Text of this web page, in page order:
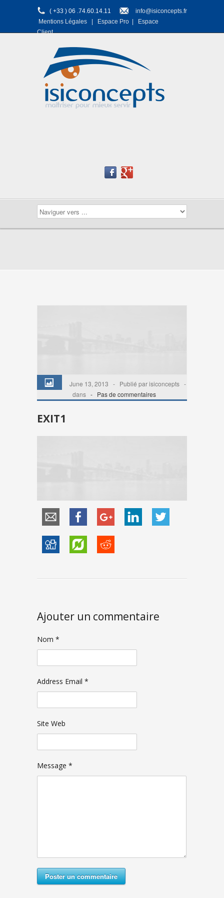
( +33 ) 06 .74.60.14.11
info@isiconcepts.fr
Mentions Légales
Espace Pro
Espace
Client
June 13, 2013 - Publié par isiconcepts -
dans - Pas de commentaires
EXIT1
Ajouter un commentaire
Nom *
Address Email *
Site Web
Message *
Poster un commentaire